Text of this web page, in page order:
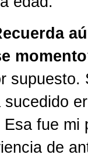
supuesto.
sucedido
fue mi
de